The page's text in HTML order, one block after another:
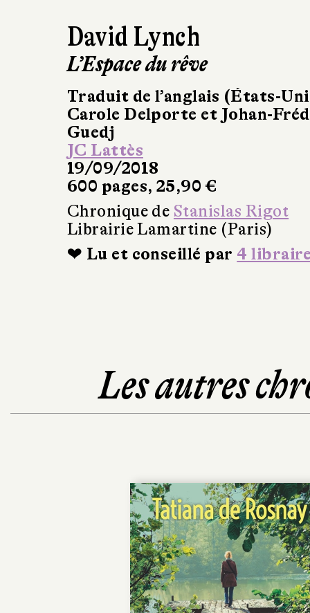
David Lynch
L’Espace du rêve
Traduit de l’anglais (États-
Carole Delporte et Johan-
Guedj
JC Lattès
19/09/2018
600 pages, 25,90 €
Chronique de Stanislas Rigot
Librairie Lamartine (Paris)
❤ Lu et conseillé par 4
Les autres